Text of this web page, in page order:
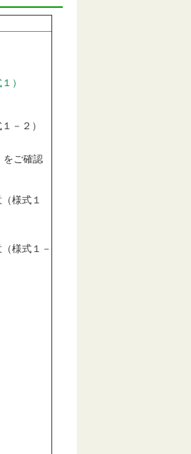
）
－２）
をご確認
様式１
様式１－